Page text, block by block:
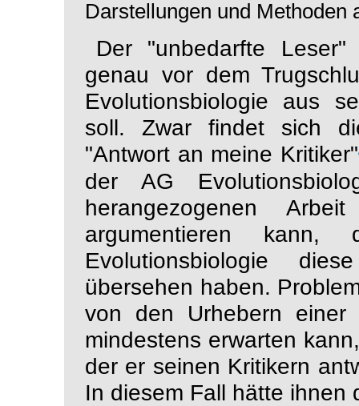
Darstellungen und Methoden
Der "unbedarfte
genau vor dem
Evolutionsbiologie aus
soll. Zwar findet sich
"Antwort an meine Kritiker"
der AG
herangezogenen
argumentieren
Evolutionsbiologie
übersehen haben.
von den Urhebern einer
mindestens erwarten
der er seinen Kritikern
In diesem Fall hätte ihnen